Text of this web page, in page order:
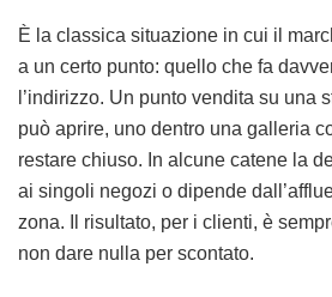
È la classica situazione in cui il
a un certo punto: quello che fa
l’indirizzo. Un punto vendita su una
può aprire, uno dentro una galleria
restare chiuso. In alcune catene la
ai singoli negozi o dipende
zona. Il risultato, per i clienti, è
non dare nulla per scontato.